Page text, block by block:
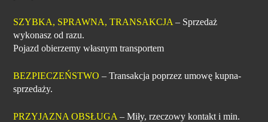
SZYBKA, SPRAWNA, TRANSAKCJA – Sprzedaż
wykonasz od razu.
Pojazd obierzemy własnym transportem
BEZPIECZEŃSTWO – Transakcja poprzez umowę kupna-
sprzedaży.
PRZYJAZNA OBSŁUGA – Miły, rzeczowy kontakt i min.